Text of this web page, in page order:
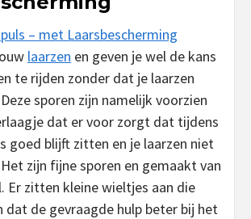
– met Laarsbescherming
laarzen en geven je wel de kans
te rijden zonder dat je laarzen
sporen zijn namelijk voorzien
dat er voor zorgt dat tijdens
goed blijft zitten en je laarzen niet
zijn fijne sporen en gemaakt van
Er zitten kleine wieltjes aan die
dat de gevraagde hulp beter bij het